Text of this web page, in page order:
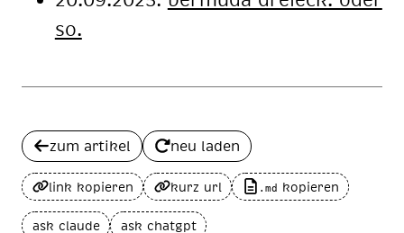
so.
zum artikel neu laden
link kopieren kurz url .md kopieren
ask claude ask chatgpt